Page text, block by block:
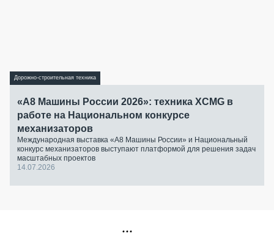
Дорожно-строительная техника
«А8 Машины России 2026»: техника XCMG в
работе на Национальном конкурсе
механизаторов
Международная выставка «А8 Машины России» и Национальный
конкурс механизаторов выступают платформой для решения задач
масштабных проектов
14.07.2026